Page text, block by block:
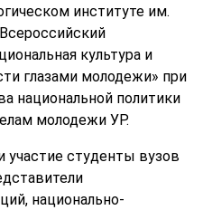
институте им.
культура и
глазами молодежи» при
национальной политики
молодежи УР.
участие студенты вузов
национально-